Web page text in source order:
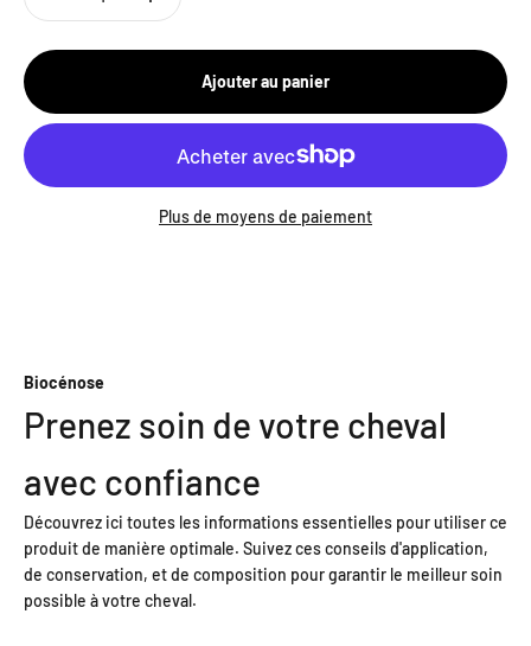
Ajouter au panier
Plus de moyens de paiement
Biocénose
Prenez soin de votre cheval
avec confiance
Découvrez ici toutes les informations essentielles pour utiliser ce
produit de manière optimale. Suivez ces conseils d'application,
de conservation, et de composition pour garantir le meilleur soin
possible à votre cheval.